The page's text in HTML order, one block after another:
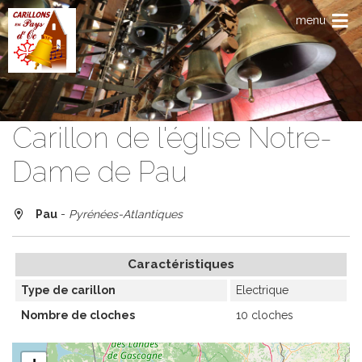
Aller au contenu principal
menu
Carillon de l'église Notre-
Dame de Pau
Pau- Pyrénées-Atlantiques
Caractéristiques
Type de carillon
Electrique
Nombre de cloches
10 cloches